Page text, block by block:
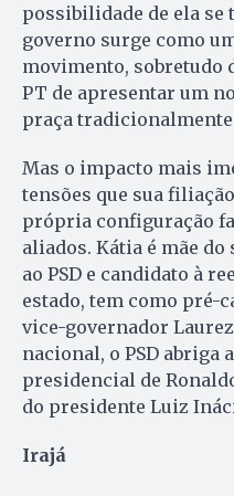
possibilidade de ela se
governo surge como
movimento, sobretudo
PT de apresentar um
praça tradicionalmente
Mas o impacto mais
tensões que sua
própria configuração
aliados. Kátia é mãe
ao PSD e candidato à
estado, tem como pré-
vice-governador
nacional, o PSD abriga
presidencial de
do presidente Luiz
Irajá